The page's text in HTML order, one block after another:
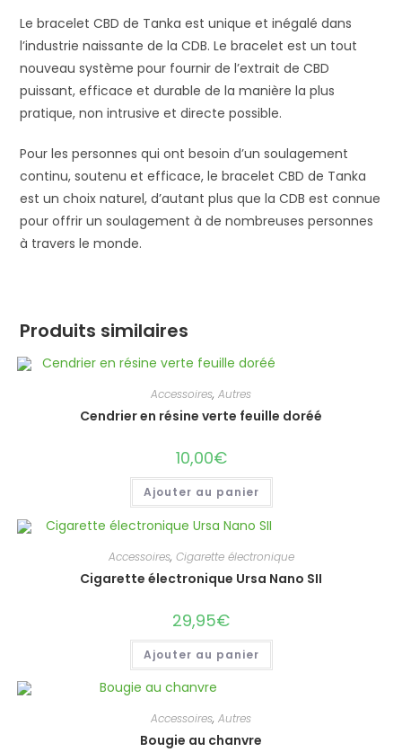
Le bracelet CBD de Tanka est unique et inégalé dans
l’industrie naissante de la CDB.Le bracelet est un tout
nouveau système pour fournir de l’extrait de CBD
puissant, efficace et durable de la manière la plus
pratique, non intrusive et directe possible.
Pour les personnes qui ont besoin d’un soulagement
continu, soutenu et efficace, le bracelet CBD de Tanka
est un choix naturel, d’autant plus que la CDB est connue
pour offrir un soulagement à de nombreuses personnes
à travers le monde.
Produits similaires
Accessoires, Autres
Cendrier en résine verte feuille doréé
10,00€
Ajouter au panier
Accessoires, Cigarette électronique
Cigarette électronique Ursa Nano SII
29,95€
Ajouter au panier
Accessoires, Autres
Bougie au chanvre